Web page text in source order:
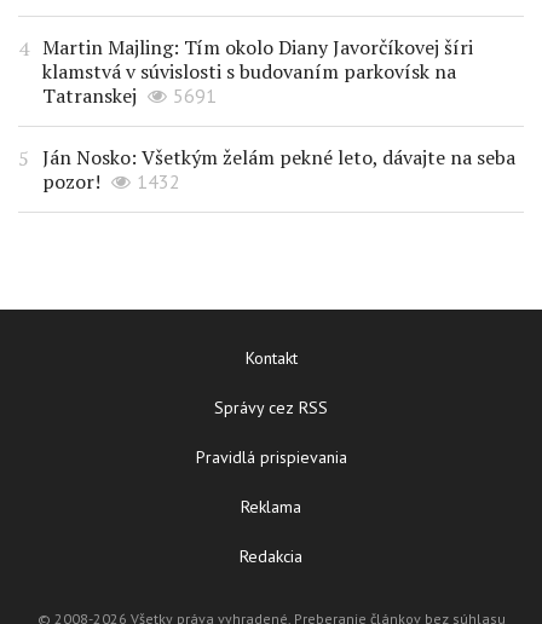
Martin Majling: Tím okolo Diany Javorčíkovej šíri
klamstvá v súvislosti s budovaním parkovísk na
Tatranskej
5691
Ján Nosko: Všetkým želám pekné leto, dávajte na seba
pozor!
1432
Kontakt
Správy cez RSS
Pravidlá prispievania
Reklama
Redakcia
© 2008-2026 Všetky práva vyhradené. Preberanie článkov bez súhlasu